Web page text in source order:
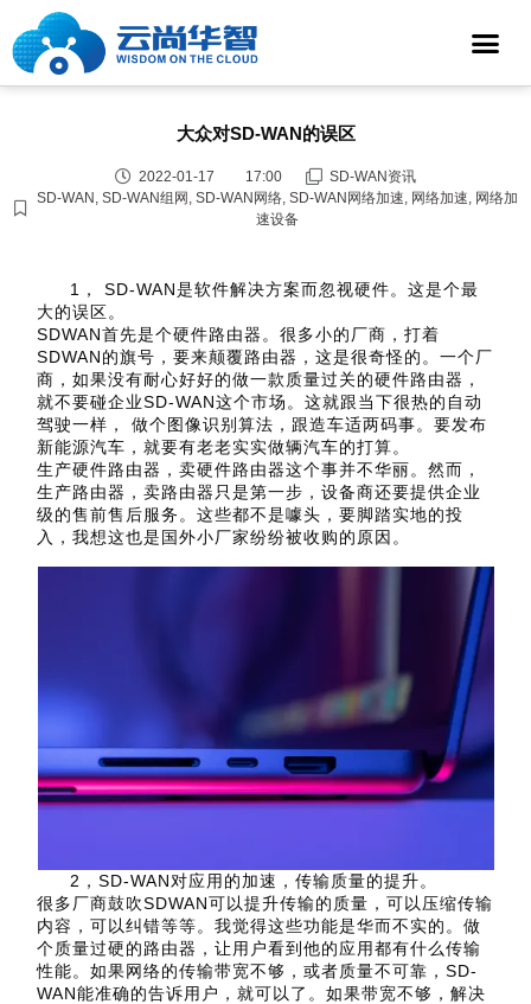
大众对SD-WAN的误区
2022-01-17 17:00
SD-WAN资讯
SD-WAN, SD-WAN组网, SD-WAN网络, SD-WAN网络加速, 网络加速, 网络加
速设备
1， SD-WAN是软件解决方案而忽视硬件。这是个最
大的误区。
SDWAN首先是个硬件路由器。很多小的厂商，打着
SDWAN的旗号，要来颠覆路由器，这是很奇怪的。一个厂
商，如果没有耐心好好的做一款质量过关的硬件路由器，
就不要碰企业SD-WAN这个市场。这就跟当下很热的自动
驾驶一样， 做个图像识别算法，跟造车适两码事。要发布
新能源汽车，就要有老老实实做辆汽车的打算。
生产硬件路由器，卖硬件路由器这个事并不华丽。然而，
生产路由器，卖路由器只是第一步，设备商还要提供企业
级的售前售后服务。这些都不是噱头，要脚踏实地的投
入，我想这也是国外小厂家纷纷被收购的原因。
2，SD-WAN对应用的加速，传输质量的提升。
很多厂商鼓吹SDWAN可以提升传输的质量，可以压缩传输
内容，可以纠错等等。我觉得这些功能是华而不实的。做
个质量过硬的路由器，让用户看到他的应用都有什么传输
性能。如果网络的传输带宽不够，或者质量不可靠，SD-
WAN能准确的告诉用户，就可以了。如果带宽不够，解决